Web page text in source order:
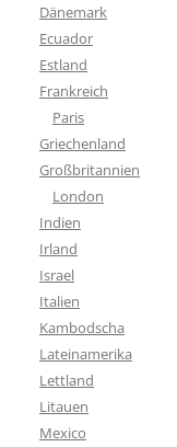
Dänemark
Ecuador
Estland
Frankreich
Paris
Griechenland
Großbritannien
London
Indien
Irland
Israel
Italien
Kambodscha
Lateinamerika
Lettland
Litauen
Mexico